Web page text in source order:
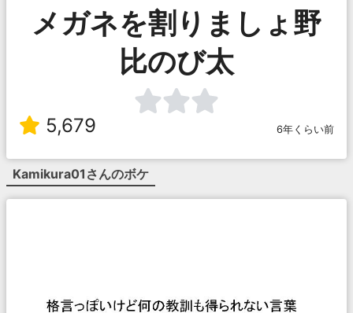
メガネを割りましょ野
比のび太
5,679 6年くらい前
Kamikura01 さんのボケ